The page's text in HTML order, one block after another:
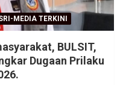
MEDIA TERKINI
BULSIT,
Dugaan Prilaku